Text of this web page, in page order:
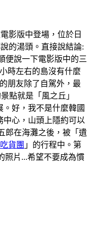
影版中登場，位於日
的湯頭。直接說結論:
便說一下電影版中的三
時左右的島沒有什麼
朋友除了自駕外，最
點就是「風之丘」
好，我不是什麼韓國
中心，山頭上隱約可以
郎在海灘之後，被「遺
貨團 」的行程中。第
照片...希望不要成為慣